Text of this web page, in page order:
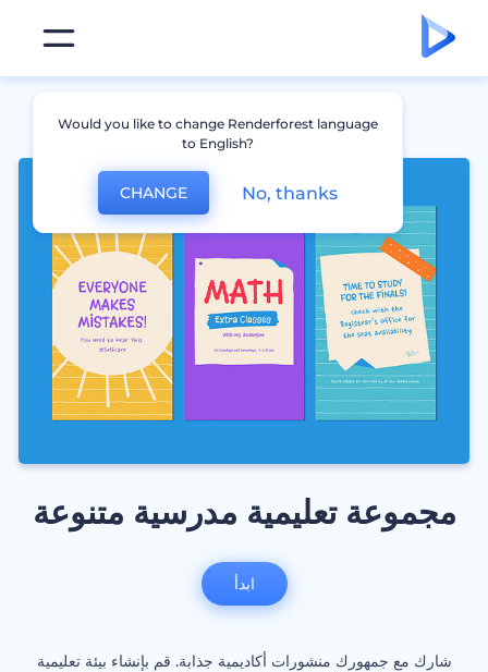
مجموعة تعليمية مدرسية متنوعة
شارك مع جمهورك منشورات أكاديمية جذابة. قم بإنشاء بيئة تعليمية
ابدأ
Would you like to change Renderforest language
to English?
CHANGE No, thanks